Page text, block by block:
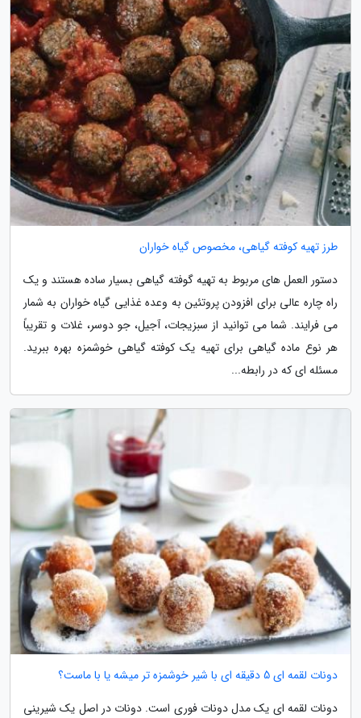
طرز تهیه کوفته گیاهی، مخصوص گیاه خواران
دستور العمل های مربوط به تهیه گوفته گیاهی بسیار ساده هستند و یک
راه چاره عالی برای افزودن پروتئین به وعده غذایی گیاه خواران به شمار
می فرایند. شما می توانید از سبزیجات، آجیل، جو دوسر، غلات و تقریباً
هر نوع ماده گیاهی برای تهیه یک کوفته گیاهی خوشمزه بهره ببرید.
مسئله ای که در رابطه...
دونات لقمه ای 5 دقیقه ای با شیر خوشمزه تر میشه یا با ماست؟
دونات لقمه ای یک مدل دونات فوری است. دونات در اصل یک شیرینی